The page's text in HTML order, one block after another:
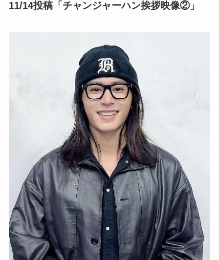
11/14投稿「チャンジャーハン挨拶映像②」